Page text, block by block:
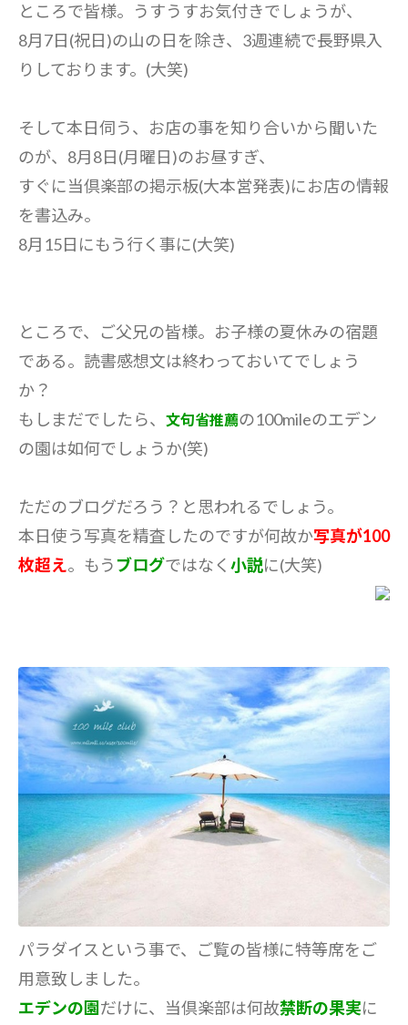
ところで皆様。うすうすお気付きでしょうが、
8月7日(祝日)の山の日を除き、3週連続で長野県入
りしております。(大笑)
そして本日伺う、お店の事を知り合いから聞いた
のが、8月8日(月曜日)のお昼すぎ、
すぐに当倶楽部の掲示板(大本営発表)にお店の情報
を書込み。
8月15日にもう行く事に(大笑)
ところで、ご父兄の皆様。お子様の夏休みの宿題
である。読書感想文は終わっておいてでしょう
か？
もしまだでしたら、 文句省推薦の100mileのエデン
の園は如何でしょうか(笑)
ただのブログだろう？と思われるでしょう。
本日使う写真を精査したのですが何故か写真が100
枚超え。もうブログではなく 小説に(大笑)
パラダイスという事で、ご覧の皆様に特等席をご
用意致しました。
エデンの園だけに、当倶楽部は何故禁断の果実に